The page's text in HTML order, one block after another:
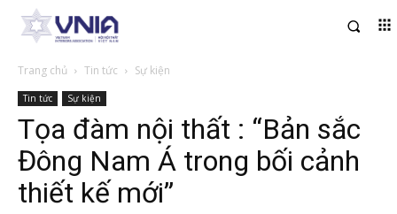
Trang chủ Tin tức Sự kiện
Tin tức Sự kiện
Tọa đàm nội thất : “Bản sắc
Đông Nam Á trong bối cảnh
thiết kế mới”